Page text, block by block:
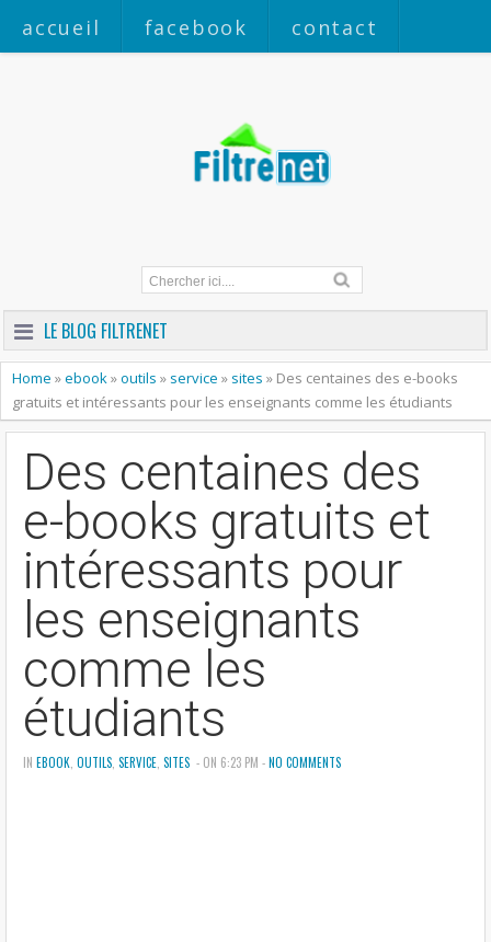
accueil facebook contact
LE BLOG FILTRENET
Home »ebook»outils » service » sites » Des centaines des e-books
gratuits et intéressants pour les enseignants comme les étudiants
Des centaines des
e-books gratuits et
intéressants pour
les enseignants
comme les
étudiants
IN EBOOK OUTILS SERVICE SITES - ON 6:23 PM -NO COMMENTS